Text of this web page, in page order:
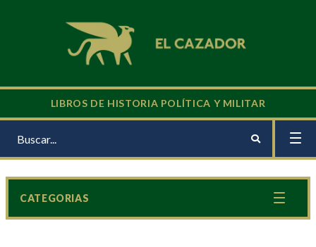
LIBROS DE HISTORIA POLÍTICA Y MILITAR
CATEGORIAS